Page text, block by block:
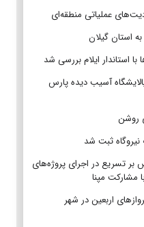
عملیاتی منطقه‌ای
استان گیلان
استاندار ایلام بررسی شد
آسیب دیده پارس
بر تسریع در اجرای پروژه‌های
مشارکت مپنا
اربعین در شهر